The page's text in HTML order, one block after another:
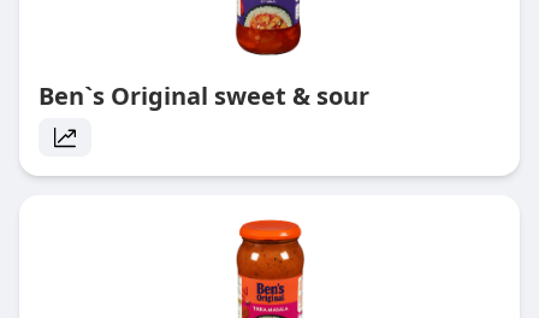
Ben`s Original sweet & sour